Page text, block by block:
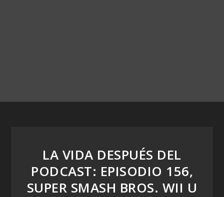
LA VIDA DESPUÉS DEL
PODCAST: EPISODIO 156,
SUPER SMASH BROS. WII U